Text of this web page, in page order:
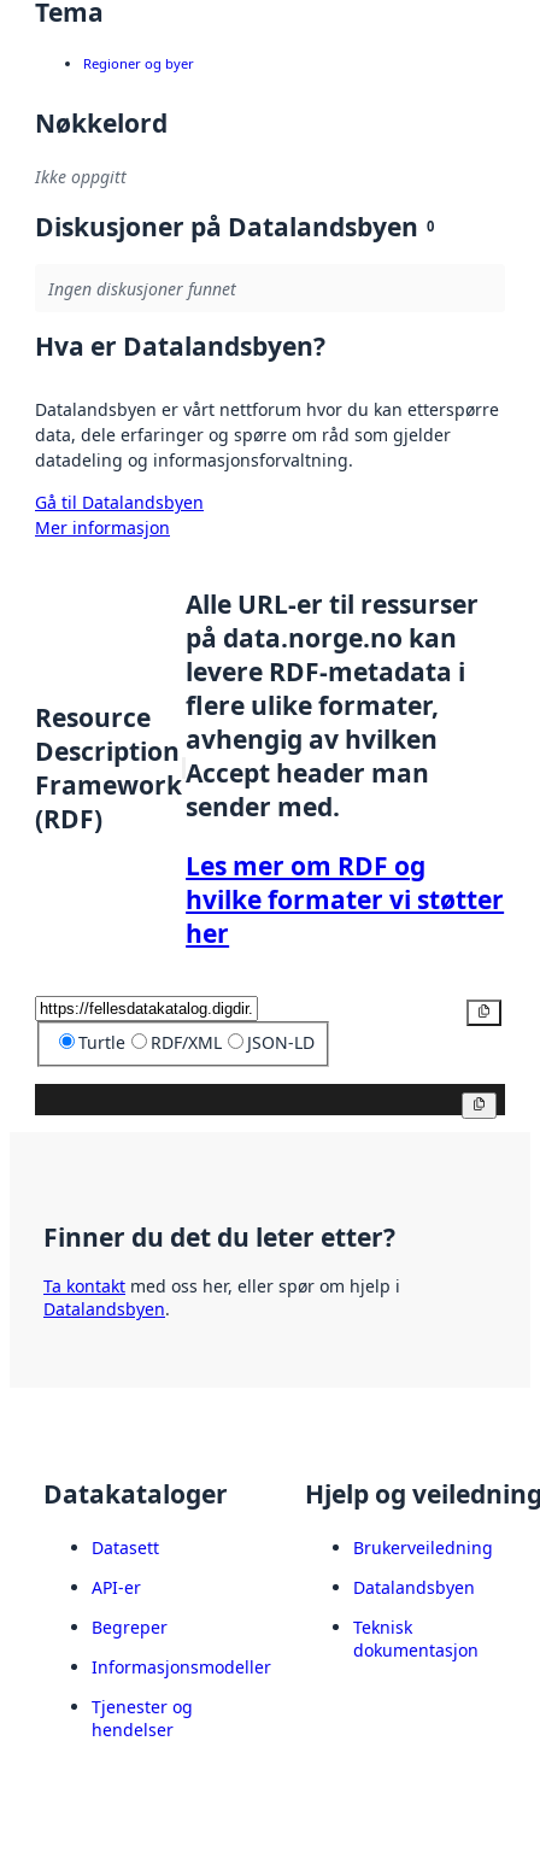
Tema
Regioner og byer
Nøkkelord
Ikke oppgitt
Diskusjoner på Datalandsbyen 0
Ingen diskusjoner funnet
Hva er Datalandsbyen?
Datalandsbyen er vårt nettforum hvor du kan etterspørre
data, dele erfaringer og spørre om råd som gjelder
datadeling og informasjonsforvaltning.
Gå til Datalandsbyen
Mer informasjon
Resource
Description
Framework
(RDF)
Alle URL-er til ressurser
på data.norge.no kan
levere RDF-metadata i
flere ulike formater,
avhengig av hvilken
Accept header man
sender med.
Les mer om RDF og
hvilke formater vi støtter
her
Turtle RDF/XML JSON-LD
Finner du det du leter etter?
Ta kontakt med oss her, eller spør om hjelp i
Datalandsbyen.
Datakataloger
Datasett
API-er
Begreper
Informasjonsmodeller
Tjenester og
hendelser
Hjelp og
Brukerveiledning
Datalandsbyen
Teknisk
dokumentasjon